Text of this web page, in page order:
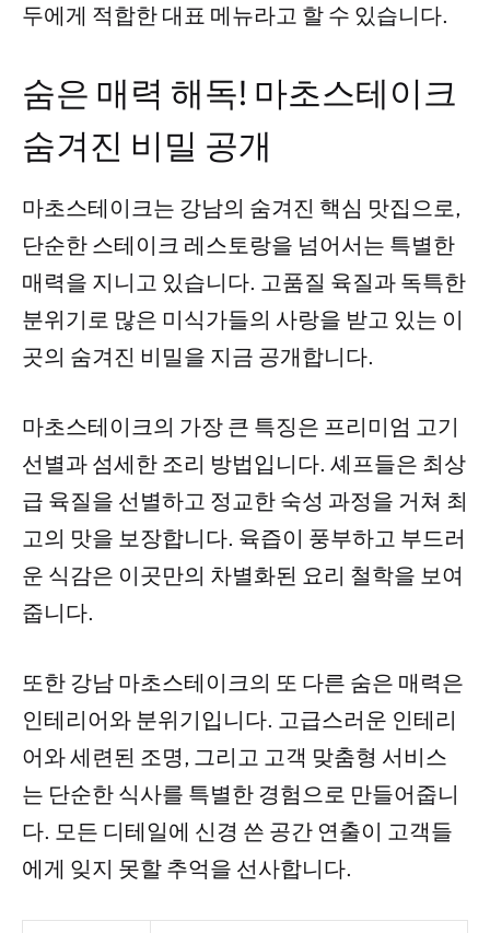
두에게 적합한 대표 메뉴라고 할 수 있습니다.
숨은 매력 해독! 마초스테이크
숨겨진 비밀 공개
마초스테이크는 강남의 숨겨진 핵심 맛집으로,
단순한 스테이크 레스토랑을 넘어서는 특별한
매력을 지니고 있습니다. 고품질 육질과 독특한
분위기로 많은 미식가들의 사랑을 받고 있는 이
곳의 숨겨진 비밀을 지금 공개합니다.
마초스테이크의 가장 큰 특징은 프리미엄 고기
선별과 섬세한 조리 방법입니다. 셰프들은 최상
급 육질을 선별하고 정교한 숙성 과정을 거쳐 최
고의 맛을 보장합니다. 육즙이 풍부하고 부드러
운 식감은 이곳만의 차별화된 요리 철학을 보여
줍니다.
또한 강남 마초스테이크의 또 다른 숨은 매력은
인테리어와 분위기입니다. 고급스러운 인테리
어와 세련된 조명, 그리고 고객 맞춤형 서비스
는 단순한 식사를 특별한 경험으로 만들어줍니
다. 모든 디테일에 신경 쓴 공간 연출이 고객들
에게 잊지 못할 추억을 선사합니다.